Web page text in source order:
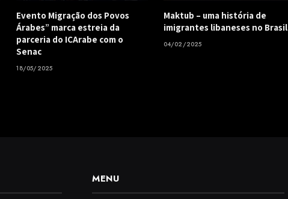
Evento Migração dos Povos
Árabes” marca estreia da
parceria do ICArabe com o
Senac
18/05/2025
Maktub – uma história de
imigrantes libaneses no Brasil
04/02/2025
MENU